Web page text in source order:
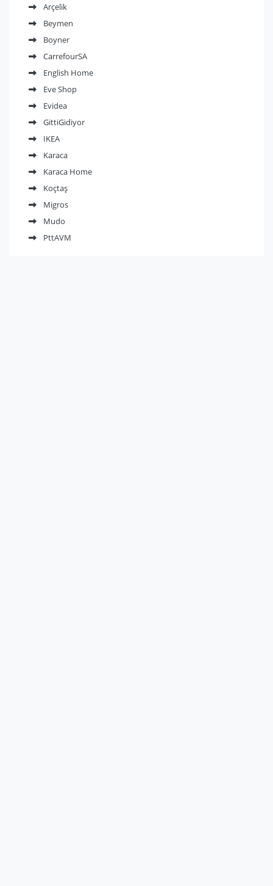
Arçelik
Beymen
Boyner
CarrefourSA
English Home
Eve Shop
Evidea
GittiGidiyor
IKEA
Karaca
Karaca Home
Koçtaş
Migros
Mudo
PttAVM